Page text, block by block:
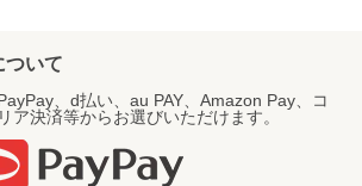
ついて
、d払い、au PAY、Amazon Pay、コ
ア決済等からお選びいただけます。